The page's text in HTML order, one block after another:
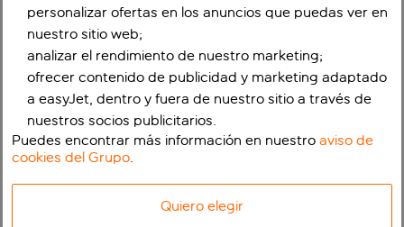
personalizar ofertas en los anuncios que puedas ver en
nuestro sitio web;
analizar el rendimiento de nuestro marketing;
ofrecer contenido de publicidad y marketing adaptado
a easyJet, dentro y fuera de nuestro sitio a través de
nuestros socios publicitarios.
Puedes encontrar más información en nuestroaviso de
cookies del Grupo.
Quiero elegir